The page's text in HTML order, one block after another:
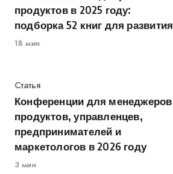
продуктов в 2025 году:
подборка 52 книг для развития
18 мин
Категория
Статья
Конференции для менеджеров
продуктов, управленцев,
предпринимателей и
маркетологов в 2026 году
3 мин